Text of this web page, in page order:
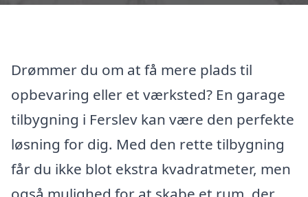
Drømmer du om at få mere plads til
opbevaring eller et værksted? En garage
tilbygning i Ferslev kan være den perfekte
løsning for dig. Med den rette tilbygning
får du ikke blot ekstra kvadratmeter, men